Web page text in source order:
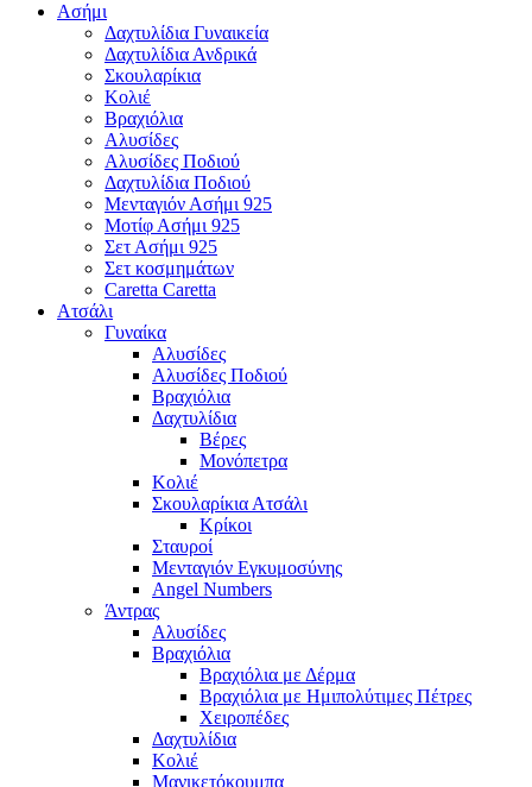
Ασήμι
Δαχτυλίδια Γυναικεία
Δαχτυλίδια Ανδρικά
Σκουλαρίκια
Κολιέ
Βραχιόλια
Αλυσίδες
Αλυσίδες Ποδιού
Δαχτυλίδια Ποδιού
Μενταγιόν Ασήμι 925
Μοτίφ Ασήμι 925
Σετ Ασήμι 925
Σετ κοσμημάτων
Caretta Caretta
Ατσάλι
Γυναίκα
Αλυσίδες
Αλυσίδες Ποδιού
Βραχιόλια
Δαχτυλίδια
Βέρες
Μονόπετρα
Κολιέ
Σκουλαρίκια Ατσάλι
Κρίκοι
Σταυροί
Μενταγιόν Εγκυμοσύνης
Angel Numbers
Άντρας
Αλυσίδες
Βραχιόλια
Βραχιόλια με Δέρμα
Βραχιόλια με Ημιπολύτιμες Πέτρες
Χειροπέδες
Δαχτυλίδια
Κολιέ
Μανικετόκουμπα